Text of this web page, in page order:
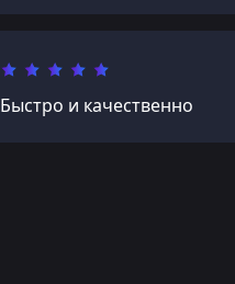
Быстро и качественно